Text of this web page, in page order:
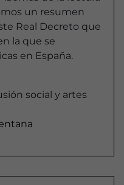
un resumen
Real Decreto que
la que se
en España.
social y artes